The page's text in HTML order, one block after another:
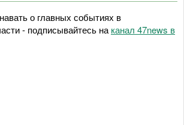
о главных событиях в
- подписывайтесь на канал 47news в